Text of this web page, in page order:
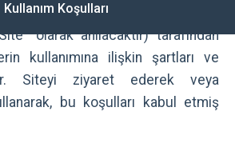
Kullanım Koşulları
GrandPashaBetGirisleri.com
olarak anılacaktır) tarafından
kullanımına ilişkin şartları ve
Siteyi ziyaret ederek veya
bu koşulları kabul etmiş